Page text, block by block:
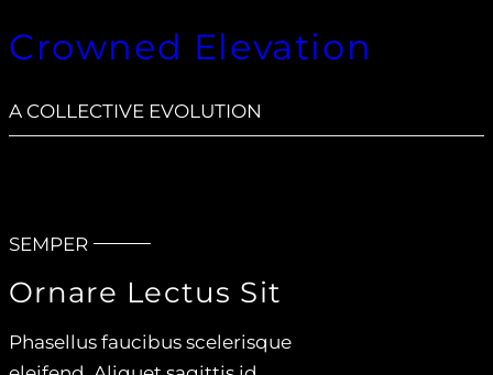
Crowned Elevation
A COLLECTIVE EVOLUTION
SEMPER
Ornare Lectus Sit
Phasellus faucibus scelerisque